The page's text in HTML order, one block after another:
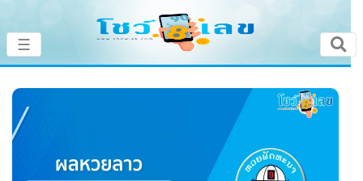
หน้าหลัก
โชว์เลขเด็ดประจำวัน
โชว์เลขหวยดัง
×
☰